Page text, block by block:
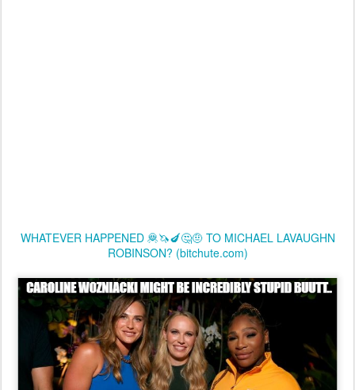
WHATEVER HAPPENED 🦧🦄🍆🤔🤨 TO MICHAEL LAVAUGHN
ROBINSON? (bitchute.com)